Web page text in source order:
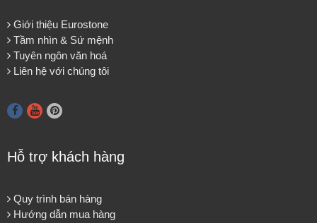
Giới thiệu Eurostone
Tầm nhìn & Sứ mệnh
Tuyên ngôn văn hoá
Liên hệ với chúng tôi
Hỗ trợ khách hàng
Quy trình bán hàng
Hướng dẫn mua hàng